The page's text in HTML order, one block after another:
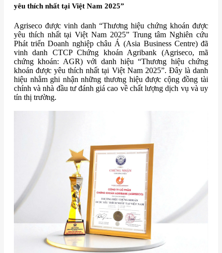
yêu thích nhất tại Việt Nam 2025”
Agriseco được vinh danh “Thương hiệu chứng khoán được
yêu thích nhất tại Việt Nam 2025” Trung tâm Nghiên cứu
Phát triển Doanh nghiệp châu Á (Asia Business Centre) đã
vinh danh CTCP Chứng khoán Agribank (Agriseco, mã
chứng khoán: AGR) với danh hiệu “Thương hiệu chứng
khoán được yêu thích nhất tại Việt Nam 2025”. Đây là danh
hiệu nhằm ghi nhận những thương hiệu được cộng đồng tài
chính và nhà đầu tư đánh giá cao về chất lượng dịch vụ và uy
tín thị trường.